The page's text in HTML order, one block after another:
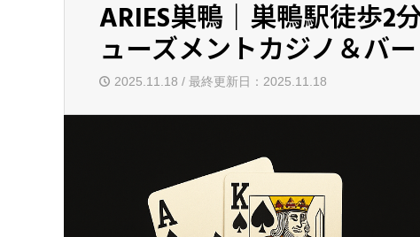
ARIES巣鴨｜巣鴨駅徒歩2
ューズメントカジノ＆バー
2025.11.18 / 最終更新日：2025.11.18